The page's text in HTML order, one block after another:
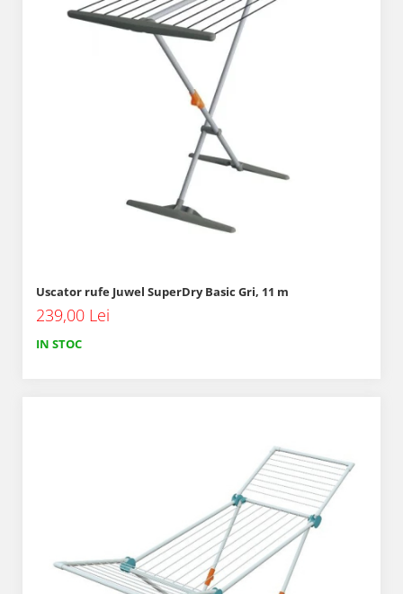
Uscator rufe Juwel SuperDry Basic Gri, 11 m
239,00 Lei
IN STOC